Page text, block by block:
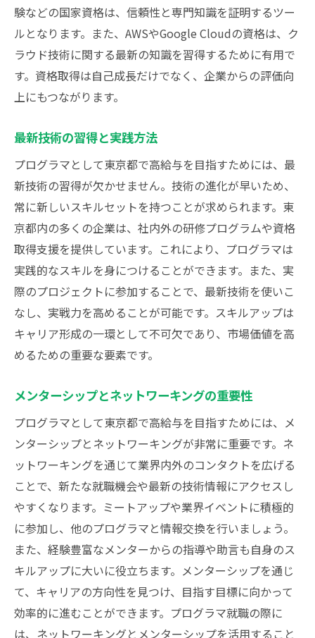
験などの国家資格は、信頼性と専門知識を証明するツー
ルとなります。また、AWSやGoogle Cloudの資格は、ク
ラウド技術に関する最新の知識を習得するために有用で
す。資格取得は自己成長だけでなく、企業からの評価向
上にもつながります。
最新技術の習得と実践方法
プログラマとして東京都で高給与を目指すためには、最
新技術の習得が欠かせません。技術の進化が早いため、
常に新しいスキルセットを持つことが求められます。東
京都内の多くの企業は、社内外の研修プログラムや資格
取得支援を提供しています。これにより、プログラマは
実践的なスキルを身につけることができます。また、実
際のプロジェクトに参加することで、最新技術を使いこ
なし、実戦力を高めることが可能です。スキルアップは
キャリア形成の一環として不可欠であり、市場価値を高
めるための重要な要素です。
メンターシップとネットワーキングの重要性
プログラマとして東京都で高給与を目指すためには、メ
ンターシップとネットワーキングが非常に重要です。ネ
ットワーキングを通じて業界内外のコンタクトを広げる
ことで、新たな就職機会や最新の技術情報にアクセスし
やすくなります。ミートアップや業界イベントに積極的
に参加し、他のプログラマと情報交換を行いましょう。
また、経験豊富なメンターからの指導や助言も自身のス
キルアップに大いに役立ちます。メンターシップを通じ
て、キャリアの方向性を見つけ、目指す目標に向かって
効率的に進むことができます。プログラマ就職の際に
は、ネットワーキングとメンターシップを活用すること